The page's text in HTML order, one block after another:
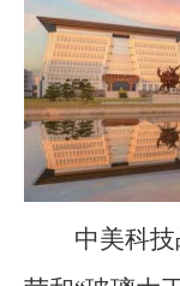
中美科